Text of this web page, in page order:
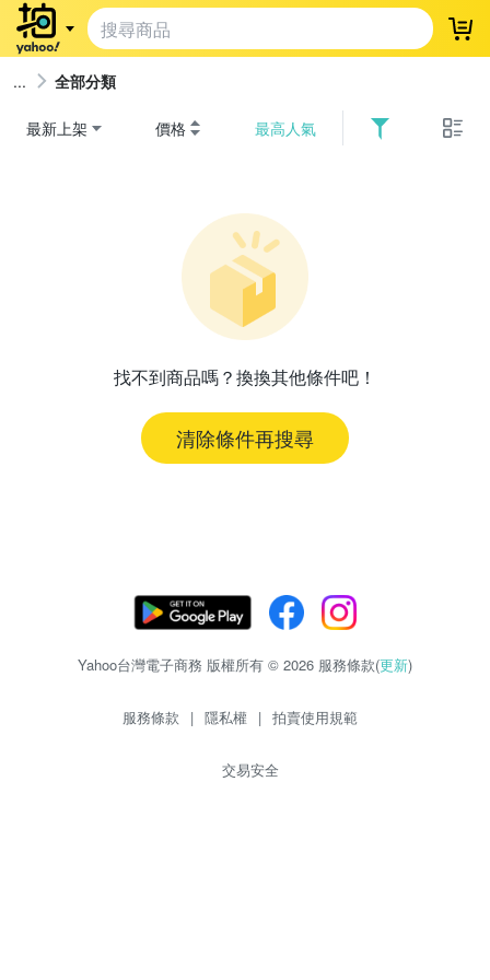
登
全部分類
最新上架 價格 最高人氣
找不到商品嗎？換換其他條件吧！
清除條件再搜尋
Yahoo台灣電子商務 版權所有 © 2026 服務條款(更新)
服務條款 | 隱私權 | 拍賣使用規範
交易安全